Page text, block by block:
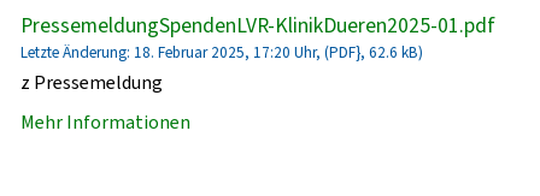
PressemeldungSpendenLVR-KlinikDueren2025-01.pdf
Letzte Änderung: 18. Februar 2025, 17:20 Uhr, (PDF}, 62.6 kB)
z Pressemeldung
Mehr Informationen